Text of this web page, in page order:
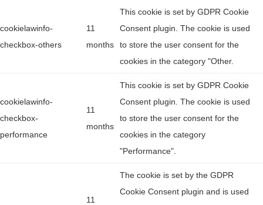
cookielawinfo-
checkbox-others
11
months
This cookie is set by GDPR Cookie
Consent plugin. The cookie is used
to store the user consent for the
cookies in the category "Other.
cookielawinfo-
checkbox-
performance
11
months
This cookie is set by GDPR Cookie
Consent plugin. The cookie is used
to store the user consent for the
cookies in the category
"Performance".
11
The cookie is set by the GDPR
Cookie Consent plugin and is used